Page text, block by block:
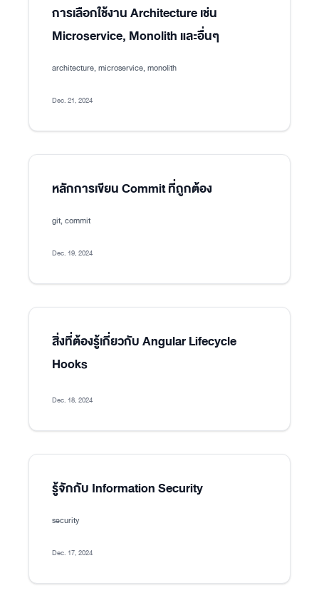
การเลือกใช้งาน Architecture เช่น
Microservice, Monolith และอื่นๆ
architecture, microservice, monolith
Dec. 21, 2024
หลักการเขียน Commit ที่ถูกต้อง
git, commit
Dec. 19, 2024
สิ่งที่ต้องรู้เกี่ยวกับ Angular Lifecycle
Hooks
Dec. 18, 2024
รู้จักกับ Information Security
security
Dec. 17, 2024